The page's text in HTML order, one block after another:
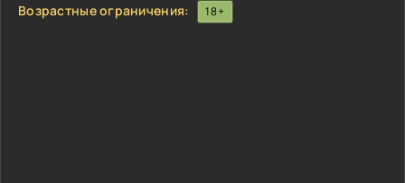
Возрастные ограничения: 18+